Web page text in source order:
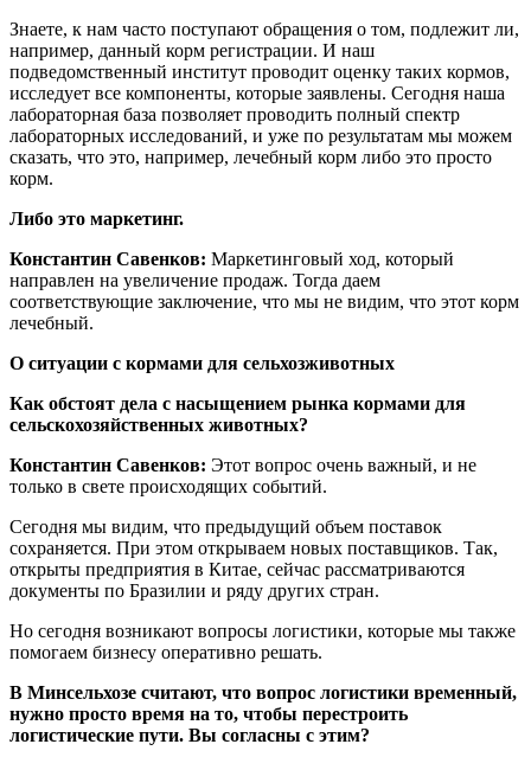
Знаете, к нам часто поступают обращения о том, подлежит ли,
например, данный корм регистрации. И наш
подведомственный институт проводит оценку таких кормов,
исследует все компоненты, которые заявлены. Сегодня наша
лабораторная база позволяет проводить полный спектр
лабораторных исследований, и уже по результатам мы можем
сказать, что это, например, лечебный корм либо это просто
корм.
Либо это маркетинг.
Константин Савенков: Маркетинговый ход, который
направлен на увеличение продаж. Тогда даем
соответствующие заключение, что мы не видим, что этот корм
лечебный.
О ситуации с кормами для сельхозживотных
Как обстоят дела с насыщением рынка кормами для
сельскохозяйственных животных?
Константин Савенков: Этот вопрос очень важный, и не
только в свете происходящих событий.
Сегодня мы видим, что предыдущий объем поставок
сохраняется. При этом открываем новых поставщиков. Так,
открыты предприятия в Китае, сейчас рассматриваются
документы по Бразилии и ряду других стран.
Но сегодня возникают вопросы логистики, которые мы также
помогаем бизнесу оперативно решать.
В Минсельхозе считают, что вопрос логистики временный,
нужно просто время на то, чтобы перестроить
логистические пути. Вы согласны с этим?